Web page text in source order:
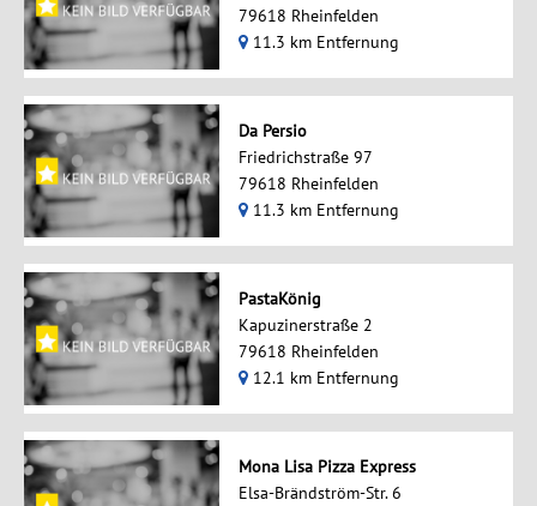
79618 Rheinfelden
11.3 km Entfernung
Da Persio
Friedrichstraße 97
79618 Rheinfelden
11.3 km Entfernung
PastaKönig
Kapuzinerstraße 2
79618 Rheinfelden
12.1 km Entfernung
Mona Lisa Pizza Express
Elsa-Brändström-Str. 6